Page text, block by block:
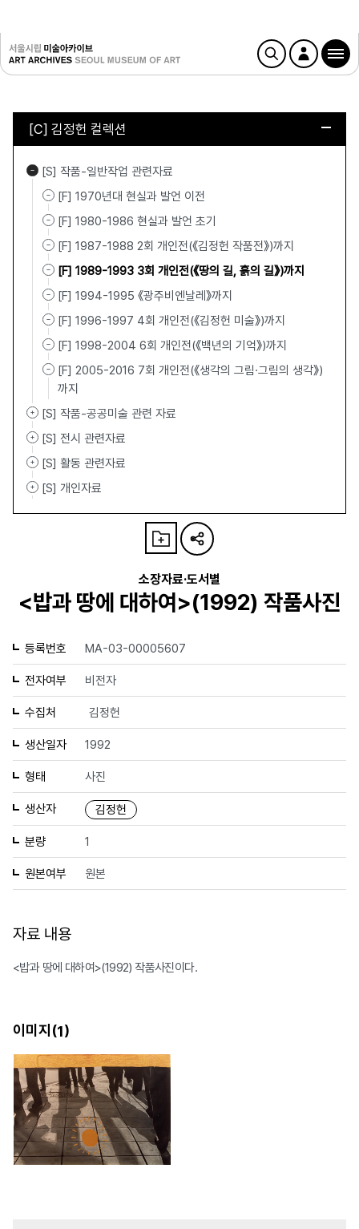
[C] 김정헌 컬렉션
[S] 작품-일반작업 관련자료
[F] 1970년대 현실과 발언 이전
[F] 1980-1986 현실과 발언 초기
[F] 1987-1988 2회 개인전(《김정헌 작품전》)까지
[F] 1989-1993 3회 개인전(《땅의 길, 흙의 길》)까지
[F] 1994-1995 《광주비엔날레》까지
[F] 1996-1997 4회 개인전(《김정헌 미술》)까지
[F] 1998-2004 6회 개인전(《백년의 기억》)까지
[F] 2005-2016 7회 개인전(《생각의 그림·그림의 생각》)
까지
[S] 작품-공공미술 관련 자료
[S] 전시 관련자료
[S] 활동 관련자료
[S] 개인자료
소장자료·도서별
<밥과 땅에 대하여>(1992) 작품사진
등록번호 MA-03-00005607
전자여부 비전자
수집처 김정헌
생산일자 1992
형태 사진
생산자 김정헌
분량 1
원본여부 원본
자료 내용
<밥과 땅에 대하여>(1992) 작품사진이다.
이미지(1)